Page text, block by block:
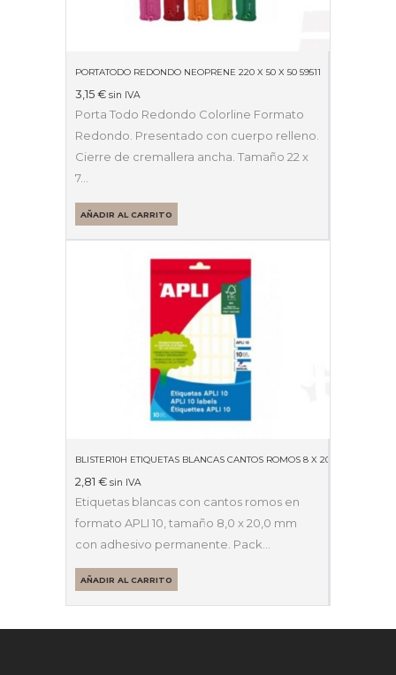
PORTATODO REDONDO NEOPRENE 220 X 50 X 50 59511
3,15 € sin IVA
Porta Todo Redondo Colorline Formato
Redondo. Presentado con cuerpo relleno.
Cierre de cremallera ancha. Tamaño 22 x
7…
AÑADIR AL CARRITO
BLISTER10H ETIQUETAS BLANCAS CANTOS ROMOS 8 X 20MM 01633
2,81 € sin IVA
Etiquetas blancas con cantos romos en
formato APLI 10, tamaño 8,0 x 20,0 mm
con adhesivo permanente. Pack…
AÑADIR AL CARRITO